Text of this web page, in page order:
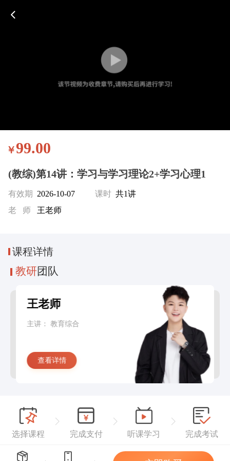
￥99.00
(教综)第14讲：学习与学习理论2+学习心理1
有效期 2026-10-07 课时共1讲
老 师
王老师
课程详情
教研团队
王老师
主讲： 教育综合
查看详情
选择课程 完成支付 听课学习 完成考试